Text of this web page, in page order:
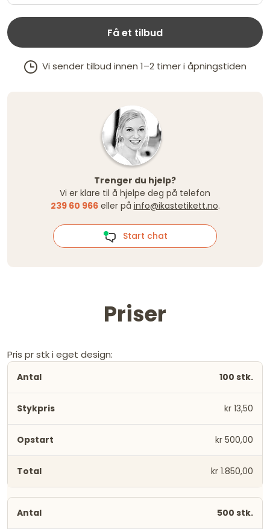
Få et tilbud
Vi sender tilbud innen 1–2 timer i åpningstiden
Trenger du hjelp?
Vi er klare til å hjelpe deg på telefon
239 60 966 eller på info@ikastetikett.no.
Start chat
Priser
Pris pr stk i eget design:
100 stk.
kr 13,50
kr 500,00
kr 1.850,00
500 stk.